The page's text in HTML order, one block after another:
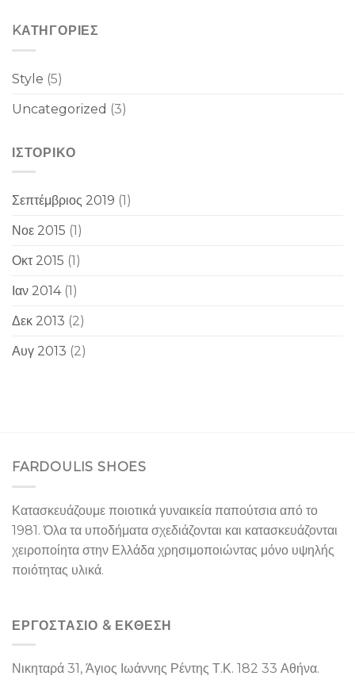
KΑΤΗΓΟΡΊΕΣ
Style (5)
Uncategorized (3)
ΙΣΤΟΡΙΚΌ
Σεπτέμβριος 2019 (1)
Νοε 2015 (1)
Οκτ 2015 (1)
Ιαν 2014(1)
Δεκ 2013 (2)
Αυγ 2013 (2)
FARDOULIS SHOES
Κατασκευάζουμε ποιοτικά γυναικεία παπούτσια από το
1981. Όλα τα υποδήματα σχεδιάζονται και κατασκευάζονται
χειροποίητα στην Ελλάδα χρησιμοποιώντας μόνο υψηλής
ποιότητας υλικά.
ΕΡΓΟΣΤΑΣΙΌ & ΕΚΘΕΣΉ
Νικηταρά 31, Άγιος Ιωάννης Ρέντης Τ.Κ. 182 33 Αθήνα.